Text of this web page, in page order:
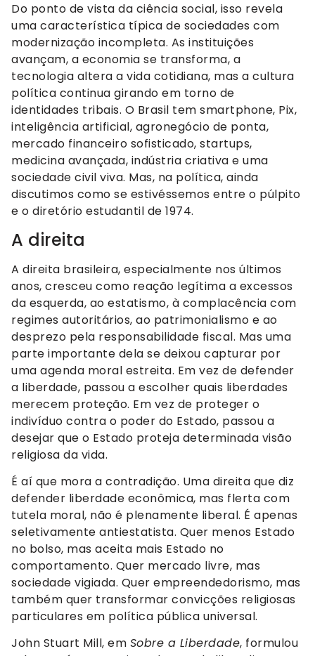
Do ponto de vista da ciência social, isso revela
uma característica típica de sociedades com
modernização incompleta. As instituições
avançam, a economia se transforma, a
tecnologia altera a vida cotidiana, mas a cultura
política continua girando em torno de
identidades tribais. O Brasil tem smartphone, Pix,
inteligência artificial, agronegócio de ponta,
mercado financeiro sofisticado, startups,
medicina avançada, indústria criativa e uma
sociedade civil viva. Mas, na política, ainda
discutimos como se estivéssemos entre o púlpito
e o diretório estudantil de 1974.
A direita
A direita brasileira, especialmente nos últimos
anos, cresceu como reação legítima a excessos
da esquerda, ao estatismo, à complacência com
regimes autoritários, ao patrimonialismo e ao
desprezo pela responsabilidade fiscal. Mas uma
parte importante dela se deixou capturar por
uma agenda moral estreita. Em vez de defender
a liberdade, passou a escolher quais liberdades
merecem proteção. Em vez de proteger o
indivíduo contra o poder do Estado, passou a
desejar que o Estado proteja determinada visão
religiosa da vida.
É aí que mora a contradição. Uma direita que diz
defender liberdade econômica, mas flerta com
tutela moral, não é plenamente liberal. É apenas
seletivamente antiestatista. Quer menos Estado
no bolso, mas aceita mais Estado no
comportamento. Quer mercado livre, mas
sociedade vigiada. Quer empreendedorismo, mas
também quer transformar convicções religiosas
particulares em política pública universal.
John Stuart Mill, em Sobre a Liberdade, formulou